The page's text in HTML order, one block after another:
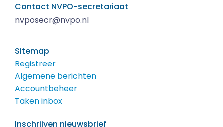
Contact NVPO-secretariaat
nvposecr@nvpo.nl
Sitemap
Registreer
Algemene berichten
Accountbeheer
Taken inbox
Inschrijven nieuwsbrief